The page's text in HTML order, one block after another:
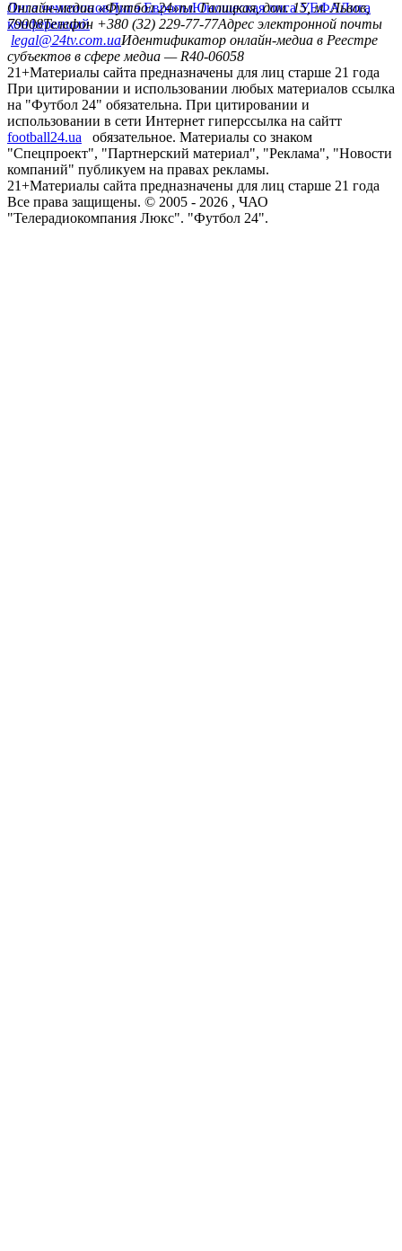
Лига чемпионовЛига ЕвропыЮношеская лига УЕФАЛига
конференций
Онлайн-медиа «Футбол 24»пл. Галицкая, дом. 15, м. Львов,
79008Телефон +380 (32) 229-77-77Адрес электронной почты
legal@24tv.com.uaИдентификатор онлайн-медиа в Реестре
субъектов в сфере медиа — R40-06058
21+Материалы сайта предназначены для лиц старше 21 года
При цитировании и использовании любых материалов ссылка
на "Футбол 24" обязательна. При цитировании и
использовании в сети Интернет гиперссылка на сайтт
football24.ua
обязательное. Материалы со знаком
"Спецпроект", "Партнерский материал", "Реклама", "Новости
компаний" публикуем на правах рекламы.
21+Материалы сайта предназначены для лиц старше 21 года
Все права защищены. © 2005 - 2026 , ЧАО
"Телерадиокомпания Люкс". "Футбол 24".